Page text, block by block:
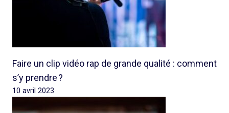
Faire un clip vidéo rap de grande qualité : comment
s’y prendre ?
10 avril 2023